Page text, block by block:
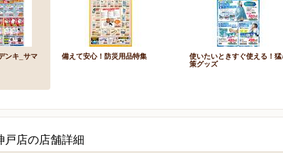
ンキ_サマ
備えて安心！防災用品特集
使いたいときすぐ使える！猛
策グッズ
戸店の店舗詳細